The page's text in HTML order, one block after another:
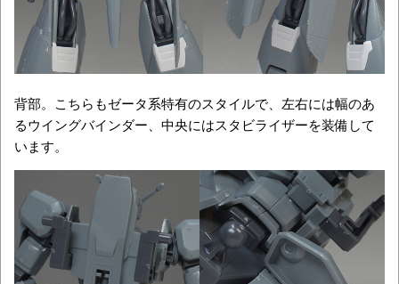
背部。こちらもゼータ系特有のスタイルで、左右には幅のあ
るウイングバインダー、中央にはスタビライザーを装備して
います。